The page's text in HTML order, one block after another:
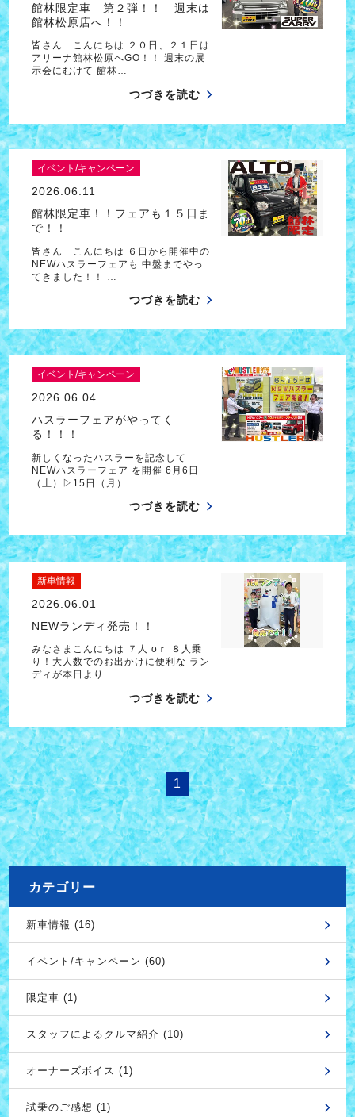
館林限定車 第２弾！！ 週末は
館林松原店へ！！
皆さん こんにちは ２０日、２１日は
アリーナ館林松原へGO！！ 週末の展
示会にむけて 館林…
つづきを読む
イベント/キャンペーン
2026.06.11
館林限定車！！フェアも１５日ま
で！！
皆さん こんにちは ６日から開催中の
NEWハスラーフェアも 中盤までやっ
てきました！！ …
つづきを読む
イベント/キャンペーン
2026.06.04
ハスラーフェアがやってく
る！！！
新しくなったハスラーを記念して
NEWハスラーフェア を開催 6月6日
（土）▷15日（月）…
つづきを読む
新車情報
2026.06.01
NEWランディ発売！！
みなさまこんにちは ７人 oｒ ８人乗
り！大人数でのお出かけに便利な ラン
ディが本日より…
つづきを読む
1
カテゴリー
新車情報 (16)
イベント/キャンペーン (60)
限定車 (1)
スタッフによるクルマ紹介 (10)
オーナーズボイス (1)
試乗のご感想 (1)